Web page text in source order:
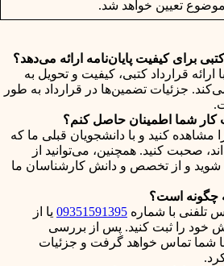
موضوع تعیین خواهد شد.
قرارداد کتبی، کیفیت و تحویل به
جزئیات تضمین‌ها در قرارداد به طور
مشاهده کنید و با دانشجویان قبلی ما که
صحبت کنید. همچنین، می‌توانید از
شوید و از تخصص و دانش کارشناسان ما
تلفنی با شماره 09351591395 یا از
را ثبت کنید. پس از بررسی
شما تماس خواهد گرفت و جزئیات